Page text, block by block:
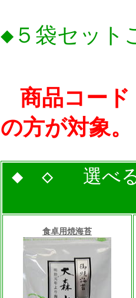
◆５袋セット
商品コー
の方が対象。
◆ ◇ 選べ
食卓用焼海苔